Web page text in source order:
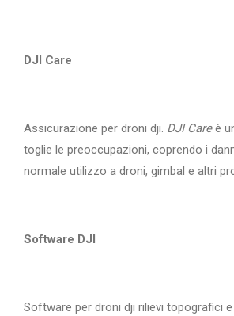
DJI Care
Assicurazione per droni dji. DJI Careè
toglie le preoccupazioni, coprendo i
normale utilizzo a droni, gimbal e altri
Software DJI
Software per droni dji rilievi topografici e